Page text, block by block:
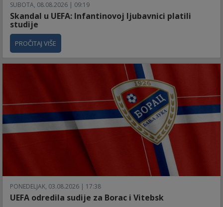
SUBOTA, 08.08.2026 | 09:19
Skandal u UEFA: Infantinovoj ljubavnici platili
studije
PROČITAJ VIŠE
PONEDELJAK, 03.08.2026 | 17:38
UEFA odredila sudije za Borac i Vitebsk